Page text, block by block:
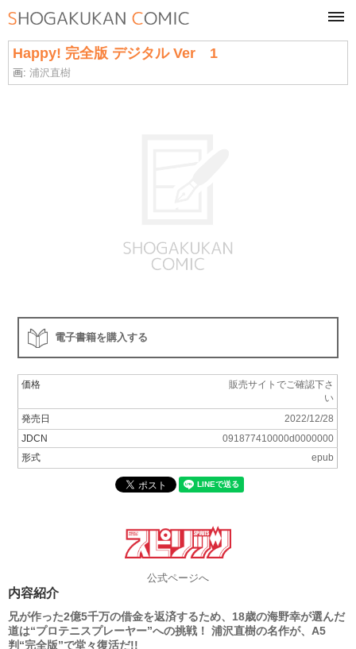
Happy! 完全版 デジタル Ver 1
画:浦沢直樹
電子書籍を購入する
価格
販売サイトでご確認下さ
い
発売日
2022/12/28
JDCN
091877410000d0000000
形式
epub
公式ページへ
内容紹介
兄が作った2億5千万の借金を返済するため、18歳の海野幸が選んだ
道は“プロテニスプレーヤー”への挑戦！ 浦沢直樹の名作が、A5
判“完全版”で堂々復活だ!!